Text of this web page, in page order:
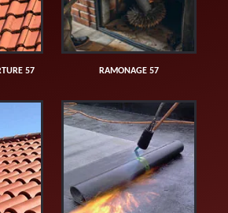
57 RAMONAGE 57